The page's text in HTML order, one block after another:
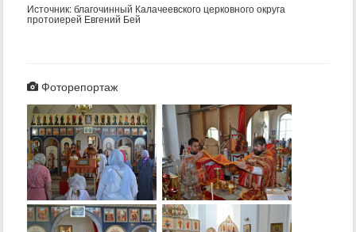
Источник: благочинный Калачеевского церковного округа
протоиерей Евгений Бей
Фоторепортаж